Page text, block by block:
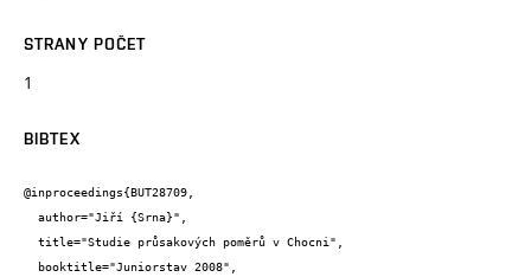
STRANY POČET
1
BIBTEX
@inproceedings{BUT28709,